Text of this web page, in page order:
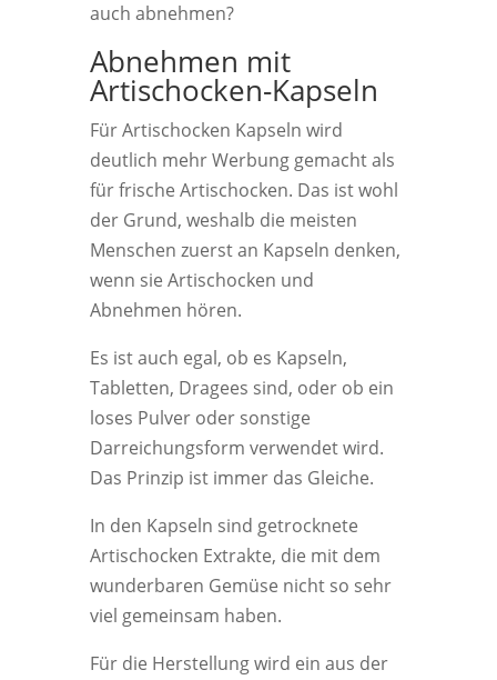
auch abnehmen?
Abnehmen mit
Artischocken-Kapseln
Für Artischocken Kapseln wird
deutlich mehr Werbung gemacht als
für frische Artischocken. Das ist wohl
der Grund, weshalb die meisten
Menschen zuerst an Kapseln denken,
wenn sie Artischocken und
Abnehmen hören.
Es ist auch egal, ob es Kapseln,
Tabletten, Dragees sind, oder ob ein
loses Pulver oder sonstige
Darreichungsform verwendet wird.
Das Prinzip ist immer das Gleiche.
In den Kapseln sind getrocknete
Artischocken Extrakte, die mit dem
wunderbaren Gemüse nicht so sehr
viel gemeinsam haben.
Für die Herstellung wird ein aus der